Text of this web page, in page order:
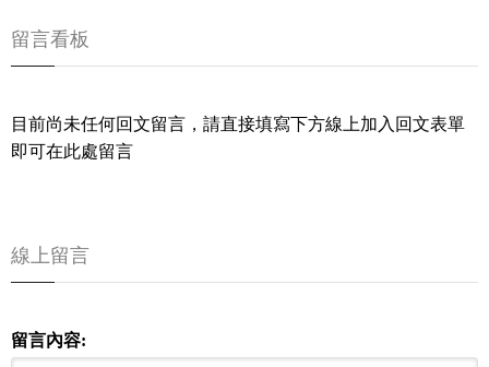
留言看板
目前尚未任何回文留言，請直接填寫下方線上加入回文表單
即可在此處留言
線上留言
留言內容: